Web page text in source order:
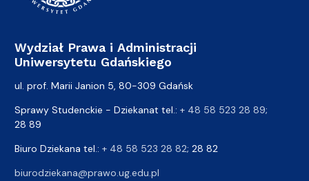
Wydział Prawa i Administracji
Uniwersytetu Gdańskiego
ul. prof. Marii Janion 5, 80-309 Gdańsk
Sprawy Studenckie - Dziekanat tel.: + 48 58 523 28 89;
28 89
Biuro Dziekana tel.: + 48 58 523 28 82; 28 82
biurodziekana@prawo.ug.edu.pl